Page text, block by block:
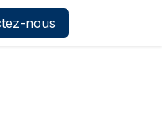
nous